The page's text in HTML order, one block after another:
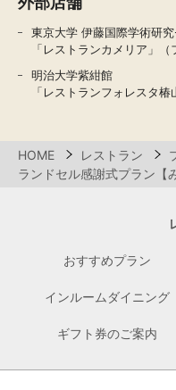
東京大学 伊藤国際学術研
「レストランカメリア」（
明治大学紫紺館
「レストランフォレスタ
HOME レストラン
ランドセル感謝式プラン【
おすすめプラン
インルームダイニング
ギフト券のご案内